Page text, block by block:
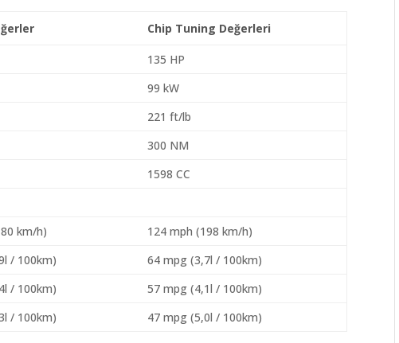
Chip Tuning Değerleri
135 HP
99 kW
221 ft/lb
300 NM
1598 CC
km/h)
124 mph (198 km/h)
/ 100km)
64 mpg (3,7l / 100km)
/ 100km)
57 mpg (4,1l / 100km)
/ 100km) 47 mpg (5,0l / 100km)